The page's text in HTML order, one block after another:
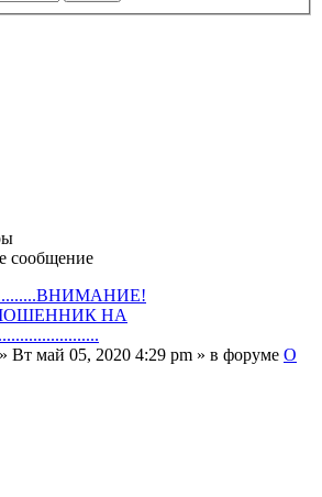
сообщение
НА
» Вт май 05, 2020 4:29 pm » в форуме О